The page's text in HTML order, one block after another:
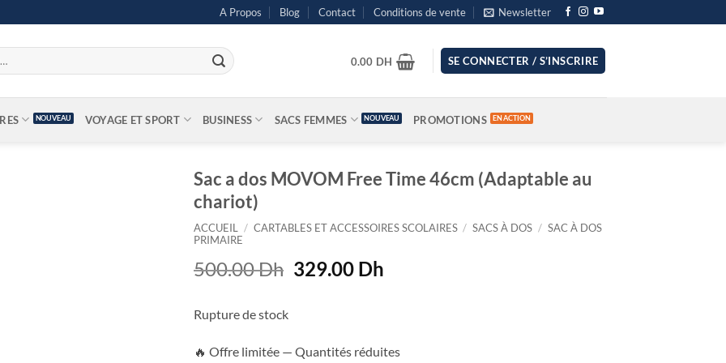
A Propos Blog Contact Conditions de vente Newsletter
0.00 DH SE CONNECTER / S’INSCRIRE
VOYAGE ET SPORT BUSINESS SACS FEMMES PROMOTIONS
Sac a dos MOVOM Free Time 46cm (Adaptable au
chariot)
ACCUEIL / CARTABLES ET ACCESSOIRES SCOLAIRES / SACS À DOS / SAC À DOS
PRIMAIRE
500.00Dh Le
500.00 Dh.
329.00 Dh
329.00 Dh.
Rupture de stock
🔥 Offre limitée — Quantités réduites